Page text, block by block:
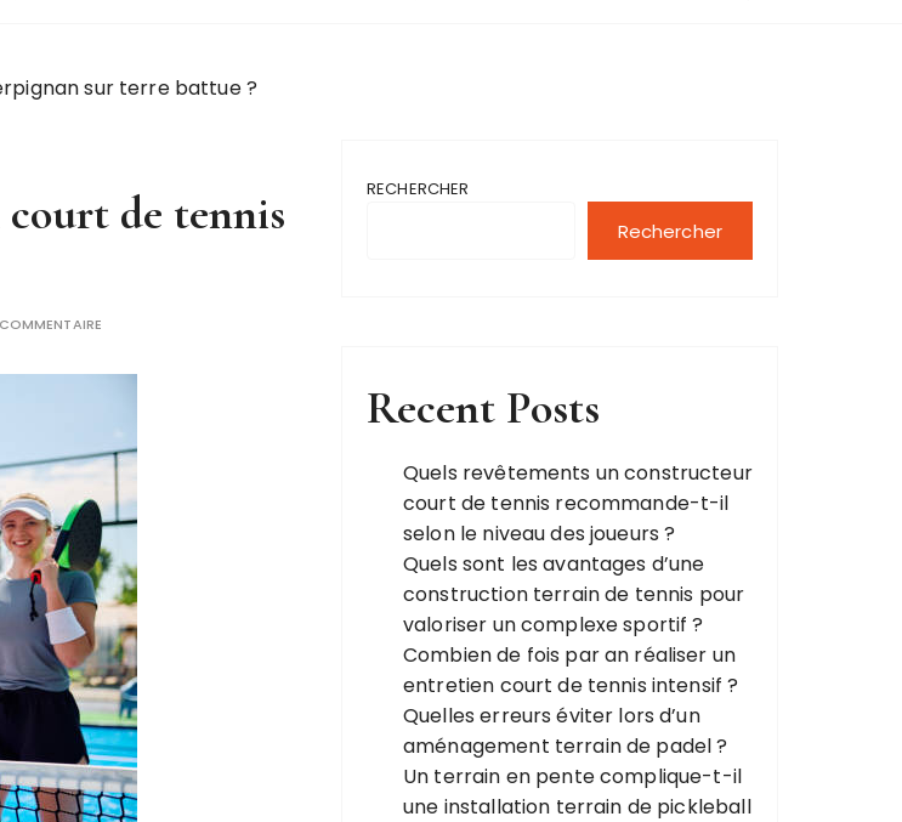
sur terre battue ?
de tennis
RECHERCHER
Rechercher
Recent Posts
Quels revêtements un constructeur
court de tennis recommande-t-il
selon le niveau des joueurs ?
Quels sont les avantages d’une
construction terrain de tennis pour
valoriser un complexe sportif ?
Combien de fois par an réaliser un
entretien court de tennis intensif ?
Quelles erreurs éviter lors d’un
aménagement terrain de padel ?
Un terrain en pente complique-t-il
une installation terrain de pickleball